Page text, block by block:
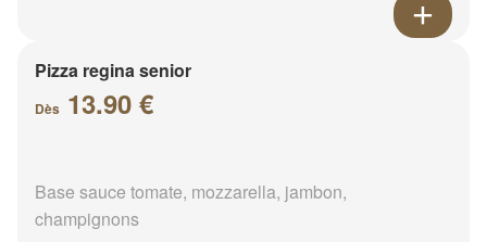
Pizza regina senior
Dès 13.90 €
Base sauce tomate, mozzarella, jambon,
champignons